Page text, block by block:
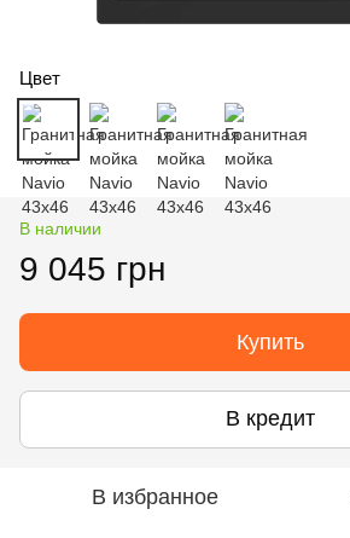
Цвет
В наличии
9 045 грн
Купить
В кредит
В избранное